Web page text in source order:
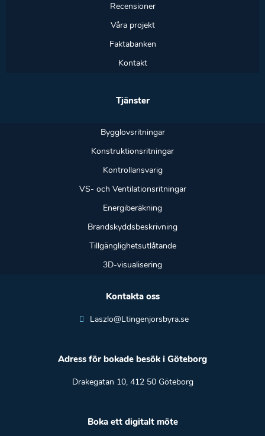
Recensioner
Våra projekt
Faktabanken
Kontakt
Tjänster
Bygglovsritningar
Konstruktionsritningar
Kontrollansvarig
VS- och Ventilationsritningar
Energiberäkning
Brandskyddsbeskrivning
Tillgänglighetsutlåtande
3D-visualisering
Kontakta oss
Laszlo@Ltingenjorsbyra.se
Adress för bokade besök i Göteborg
Drakegatan 10, 412 50 Göteborg
Boka ett digitalt möte